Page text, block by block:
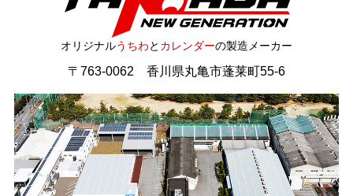
オリジナルうちわと カレンダーの製造メーカー
〒763-0062 香川県丸亀市蓬莱町55-6